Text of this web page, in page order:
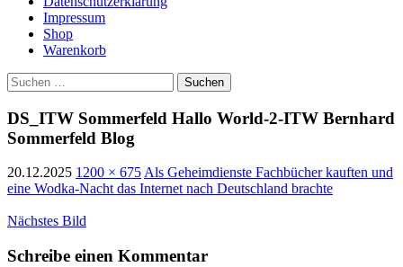
Impressum
Shop
Warenkorb
Suchen
nach:
DS_ITW Sommerfeld Hallo World-2-ITW Bernhard
Sommerfeld Blog
20.12.2025 1200 × 675 Als Geheimdienste Fachbücher kauften und
eine Wodka-Nacht das Internet nach Deutschland brachte
Nächstes Bild
Schreibe einen Kommentar